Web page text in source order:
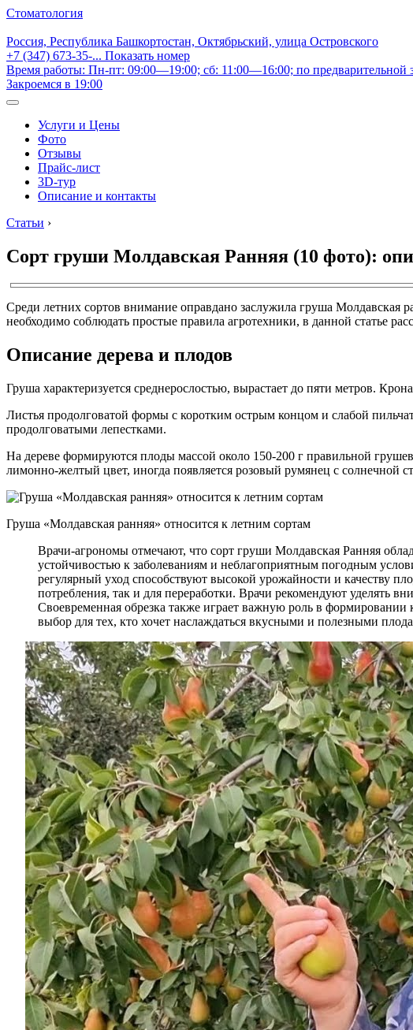
Стоматология
Россия, Республика Башкортостан, Октябрьский, улица Островского
+7 (347) 673-35-... Показать номер
Время работы: Пн-пт: 09:00—19:00; сб: 11:00—16:00; по предварительной
Закроемся в 19:00
Услуги и Цены
Фото
Отзывы
Прайс-лист
3D-тур
Описание и контакты
Статьи ›
Сорт груши Молдавская Ранняя (10 фото):
Среди летних сортов внимание оправдано заслужила груша
необходимо соблюдать простые правила агротехники, в данной статье
Описание дерева и плодов
Груша характеризуется среднерослостью, вырастает до пяти метров.
Листья продолговатой формы с коротким острым концом и слабой
продолговатыми лепестками.
На дереве формируются плоды массой около 150-200 г правильной
лимонно-желтый цвет, иногда появляется розовый румянец с солнечной
Груша «Молдавская ранняя» относится к летним сортам
Врачи-агрономы отмечают, что сорт груши Молдавская Ранняя
устойчивостью к заболеваниям и неблагоприятным погодным
регулярный уход способствуют высокой урожайности и качеству
потребления, так и для переработки. Врачи рекомендуют уделять
Своевременная обрезка также играет важную роль в
выбор для тех, кто хочет наслаждаться вкусными и полезными